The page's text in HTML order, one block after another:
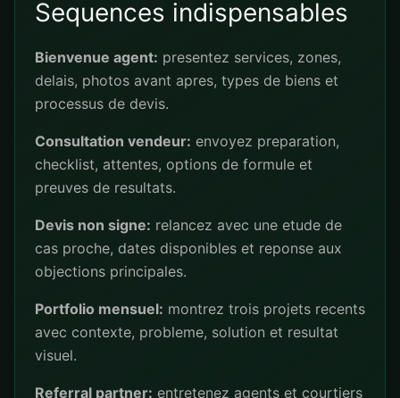
Sequences indispensables
Bienvenue agent: presentez services, zones,
delais, photos avant apres, types de biens et
processus de devis.
Consultation vendeur: envoyez preparation,
checklist, attentes, options de formule et
preuves de resultats.
Devis non signe: relancez avec une etude de
cas proche, dates disponibles et reponse aux
objections principales.
Portfolio mensuel: montrez trois projets recents
avec contexte, probleme, solution et resultat
visuel.
Referral partner: entretenez agents et courtiers